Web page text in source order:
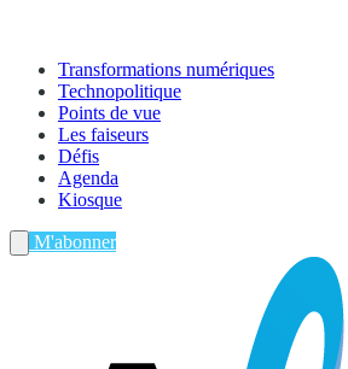
Transformations numériques
Technopolitique
Points de vue
Les faiseurs
Défis
Agenda
Kiosque
M'abonner